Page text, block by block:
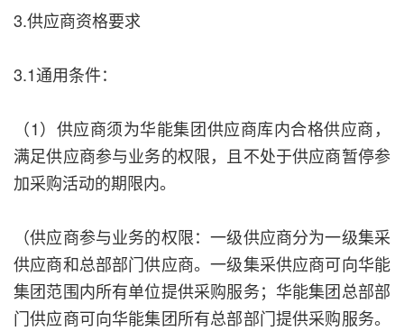
3.供应商资格要求
3.1通用条件：
（1）供应商须为华能集团供应商库内合格供应商，
满足供应商参与业务的权限，且不处于供应商暂停参
加采购活动的期限内。
（供应商参与业务的权限：一级供应商分为一级集采
供应商和总部部门供应商。一级集采供应商可向华能
集团范围内所有单位提供采购服务；华能集团总部部
门供应商可向华能集团所有总部部门提供采购服务。